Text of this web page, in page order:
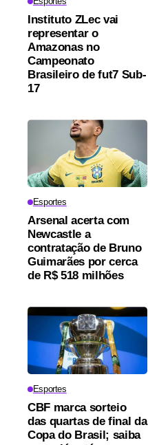
Instituto ZLec vai
representar o
Amazonas no
Campeonato
Brasileiro de fut7 Sub-
17
Esportes
Arsenal acerta com
Newcastle a
contratação de Bruno
Guimarães por cerca
de R$ 518 milhões
Esportes
CBF marca sorteio
das quartas de final da
Copa do Brasil; saiba